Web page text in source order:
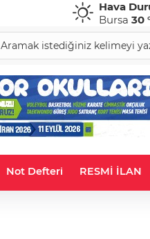
Hava
Bursa 30
CHF
59,0083%0,82
Not Defteri RESMİ İLAN